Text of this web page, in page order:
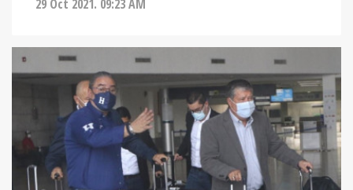
29 Oct 2021. 09:23 AM